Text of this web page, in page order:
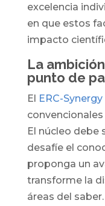
excelencia
en que estos
impacto
La
punto de
El ERC-Synergy
El núcleo debe
desafíe el
proponga un
transforme la
áreas del